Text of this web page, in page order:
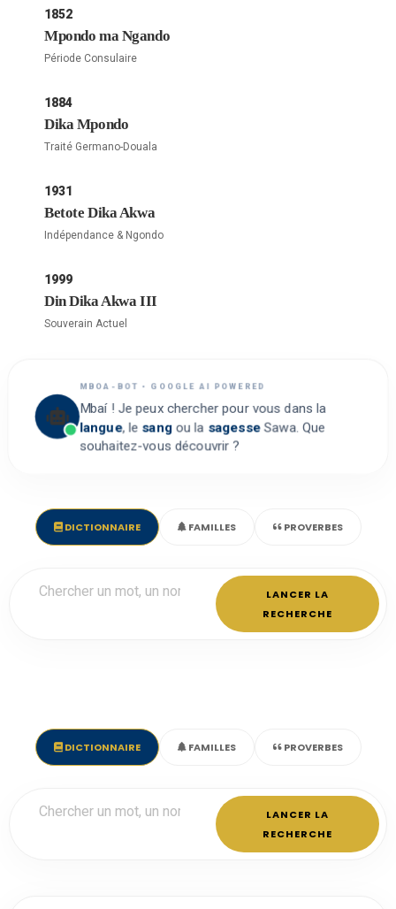
1852
Mpondo ma Ngando
Période Consulaire
1884
Dika Mpondo
Traité Germano-Douala
1931
Betote Dika Akwa
Indépendance & Ngondo
1999
Din Dika Akwa III
Souverain Actuel
MBOA-BOT • GOOGLE AI POWERED
Mbaí ! Je peux chercher pour vous dans la
langue, le sangou la sagesseSawa. Que
souhaitez-vous découvrir ?
DICTIONNAIRE FAMILLES PROVERBES
LANCER LA
RECHERCHE
DICTIONNAIRE FAMILLES PROVERBES
LANCER LA
RECHERCHE